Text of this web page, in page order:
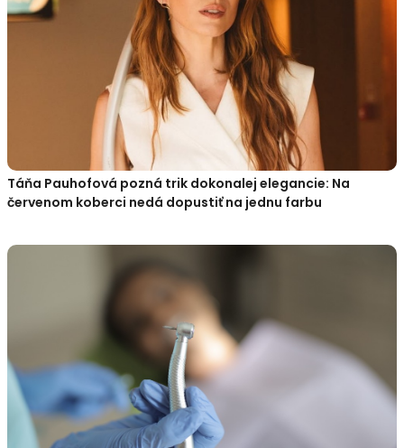
Táňa Pauhofová pozná trik dokonalej elegancie: Na
červenom koberci nedá dopustiť na jednu farbu